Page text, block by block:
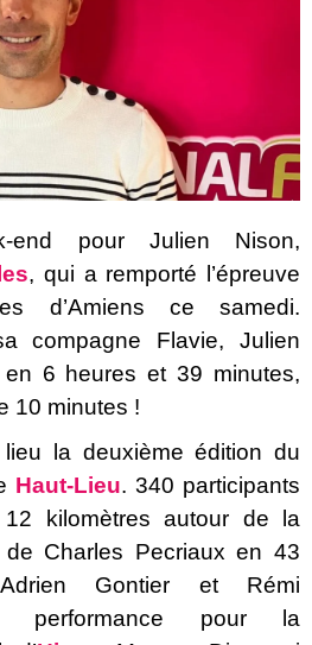
end pour Julien Nison,
, qui a remporté l’épreuve
d’Amiens ce samedi.
compagne Flavie, Julien
en 6 heures et 39 minutes,
10 minutes !
la deuxième édition du
Haut-Lieu. 340 participants
kilomètres autour de la
Charles Pecriaux en 43
Gontier et Rémi
performance pour la